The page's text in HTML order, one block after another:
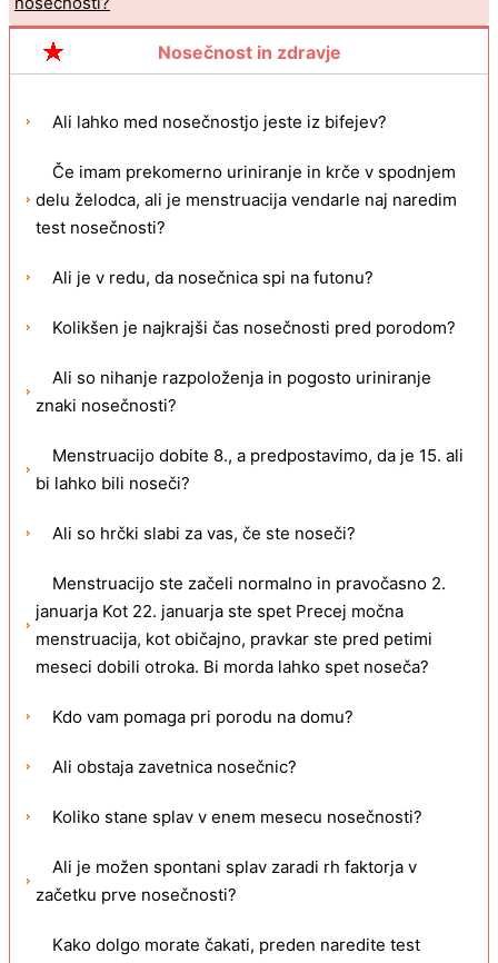
Si želiš biti noseča in imeti punčko?
Nosečnost in zdravje
Ali lahko med nosečnostjo jeste iz bifejev?
Če imam prekomerno uriniranje in krče v spodnjem
delu želodca, ali je menstruacija vendarle naj naredim
test nosečnosti?
Ali je v redu, da nosečnica spi na futonu?
Kolikšen je najkrajši čas nosečnosti pred porodom?
Ali so nihanje razpoloženja in pogosto uriniranje
znaki nosečnosti?
Menstruacijo dobite 8., a predpostavimo, da je 15. ali
bi lahko bili noseči?
Ali so hrčki slabi za vas, če ste noseči?
Menstruacijo ste začeli normalno in pravočasno 2.
januarja Kot 22. januarja ste spet Precej močna
menstruacija, kot običajno, pravkar ste pred petimi
meseci dobili otroka. Bi morda lahko spet noseča?
Kdo vam pomaga pri porodu na domu?
Ali obstaja zavetnica nosečnic?
Koliko stane splav v enem mesecu nosečnosti?
Ali je možen spontani splav zaradi rh faktorja v
začetku prve nosečnosti?
Kako dolgo morate čakati, preden naredite test